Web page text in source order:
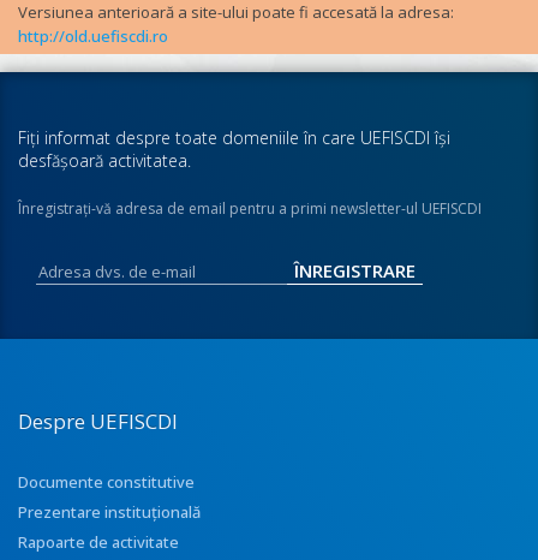
Versiunea anterioară a site-ului poate fi accesată la adresa:
http://old.uefiscdi.ro
Fiţi informat despre toate domeniile în care UEFISCDI îşi
desfăşoară activitatea.
Înregistraţi-vă adresa de email pentru a primi newsletter-ul UEFISCDI
Despre UEFISCDI
Documente constitutive
Prezentare instituţională
Rapoarte de activitate